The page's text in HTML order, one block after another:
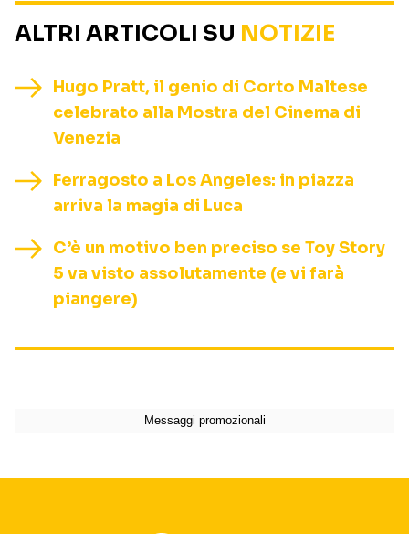
ALTRI ARTICOLI SU NOTIZIE
Hugo Pratt, il genio di Corto Maltese
celebrato alla Mostra del Cinema di
Venezia
Ferragosto a Los Angeles: in piazza
arriva la magia di Luca
C’è un motivo ben preciso se Toy Story
5 va visto assolutamente (e vi farà
piangere)